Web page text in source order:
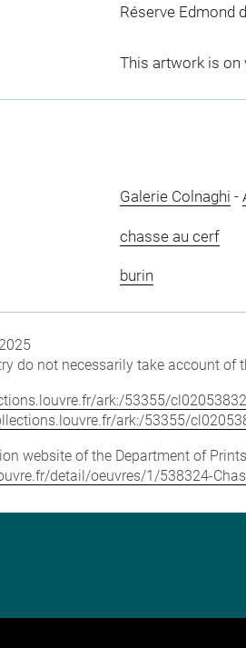
Réserve Edmond
This artwork is on
Galerie Colnaghi -
chasse au cerf
burin
do not necessarily take account of
ark:/53355/
ark:/53355/
website of the Department of
detail/oeuvres/1/538324-